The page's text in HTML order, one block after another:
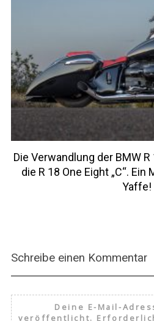
Die Verwandlung der BMW
die R 18 One Eight „C“.
Yaffe!
Schreibe einen Kommentar
Deine E-Mail-
veröffentlicht.